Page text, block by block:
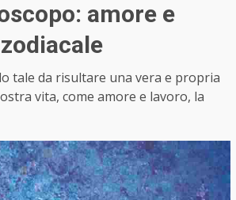
amore e
tale da risultare una vera e propria
vita, come amore e lavoro, la